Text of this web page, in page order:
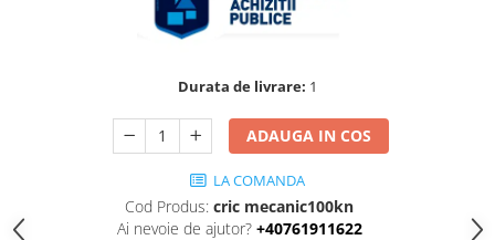
Durata de livrare: 1
ADAUGA IN COS
LA COMANDA
Cod Produs: cric mecanic100kn
Ai nevoie de ajutor? +40761911622